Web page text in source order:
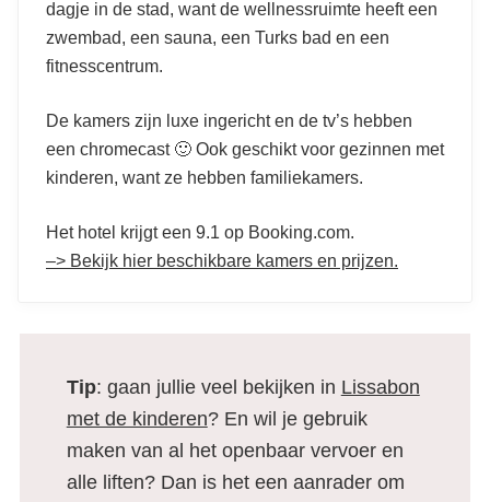
dagje in de stad, want de wellnessruimte heeft een
zwembad, een sauna, een Turks bad en een
fitnesscentrum.
De kamers zijn luxe ingericht en de tv’s hebben
een chromecast 🙂 Ook geschikt voor gezinnen met
kinderen, want ze hebben familiekamers.
Het hotel krijgt een 9.1 op Booking.com.
–> Bekijk hier beschikbare kamers en prijzen.
Tip: gaan jullie veel bekijken in Lissabon
met de kinderen? En wil je gebruik
maken van al het openbaar vervoer en
alle liften? Dan is het een aanrader om